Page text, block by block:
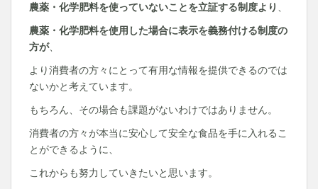
農薬・化学肥料を使っていないことを立証する制度より
農薬・化学肥料を使用した場合に表示を義務付ける制度の
方が、
より消費者の方々にとって有用な情報を提供できるのでは
ないかと考えています。
もちろん、その場合も課題がないわけではありません。
消費者の方々が本当に安心して安全な食品を手に入れるこ
とができるように、
これからも努力していきたいと思います。